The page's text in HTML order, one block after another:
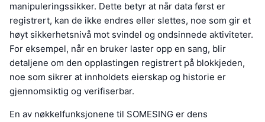
manipuleringssikker. Dette betyr at når data først er
registrert, kan de ikke endres eller slettes, noe som gir et
høyt sikkerhetsnivå mot svindel og ondsinnede aktiviteter.
For eksempel, når en bruker laster opp en sang, blir
detaljene om den opplastingen registrert på blokkjeden,
noe som sikrer at innholdets eierskap og historie er
gjennomsiktig og verifiserbar.
En av nøkkelfunksjonene til SOMESING er dens